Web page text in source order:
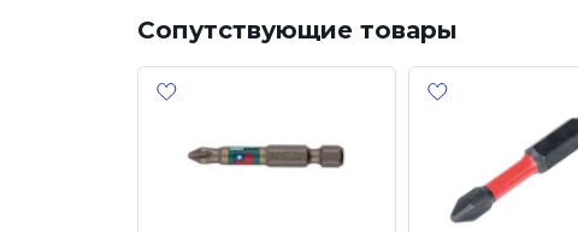
Сопутствующие товары